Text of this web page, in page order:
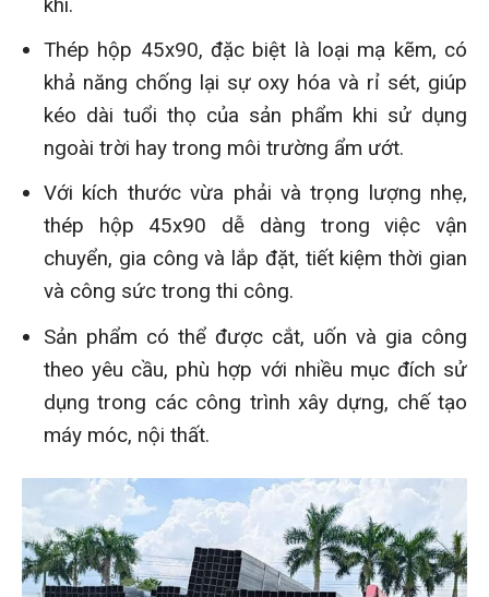
Thép hộp 45x90, đặc biệt là loại mạ kẽm, có
khả năng chống lại sự oxy hóa và rỉ sét, giúp
kéo dài tuổi thọ của sản phẩm khi sử dụng
ngoài trời hay trong môi trường ẩm ướt.
Với kích thước vừa phải và trọng lượng nhẹ,
thép hộp 45x90 dễ dàng trong việc vận
chuyển, gia công và lắp đặt, tiết kiệm thời gian
và công sức trong thi công.
Sản phẩm có thể được cắt, uốn và gia công
theo yêu cầu, phù hợp với nhiều mục đích sử
dụng trong các công trình xây dựng, chế tạo
máy móc, nội thất.